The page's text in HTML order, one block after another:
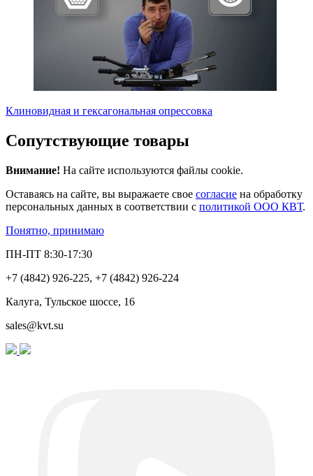
Клиновидная и гексагональная опрессовка
Сопутствующие товары
Внимание! На сайте используются файлы cookie.
Оставаясь на сайте, вы выражаете свое согласие на обработку
персональных данных в соответствии с политикой ООО КВТ.
Понятно, принимаю
ПН-ПТ 8:30-17:30
+7 (4842) 926-225, +7 (4842) 926-224
Калуга, Тульское шоссе, 16
sales@kvt.su